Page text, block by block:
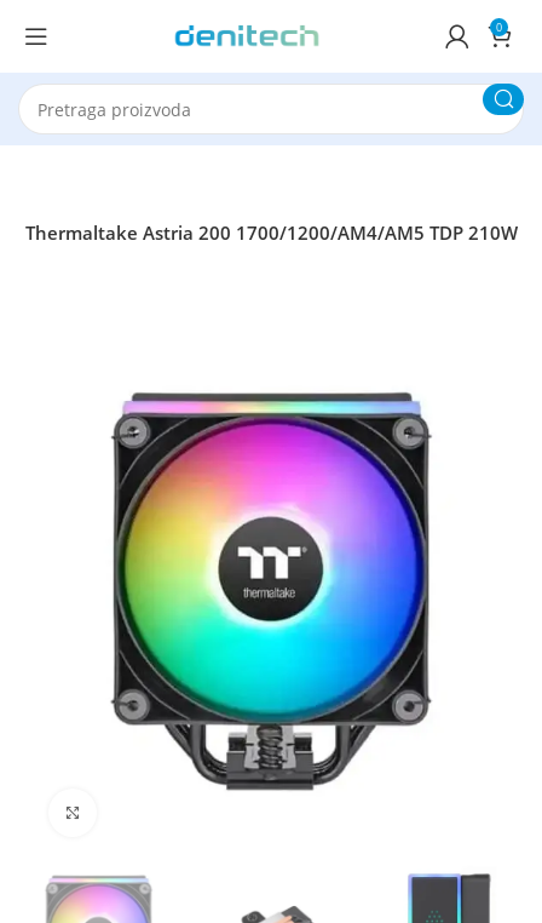
0
Thermaltake Astria 200 1700/1200/AM4/AM5 TDP 210W